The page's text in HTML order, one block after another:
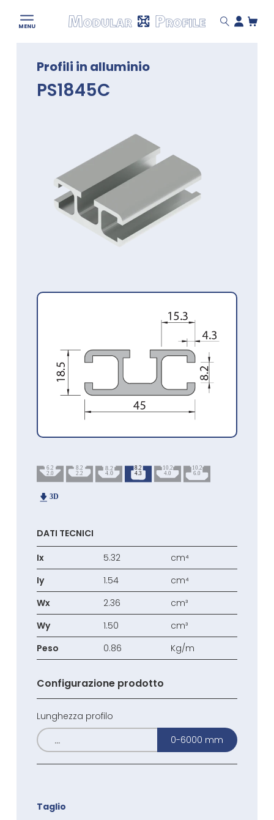
MENU
Modular
Profili in alluminio
PS1845C
DATI TECNICI
Ix
5.32
cm⁴
Iy
1.54
cm⁴
Wx
2.36
cm³
Wy
1.50
cm³
Peso
0.86 Kg/m
Configurazione prodotto
Lunghezza profilo
0-6000 mm
Taglio